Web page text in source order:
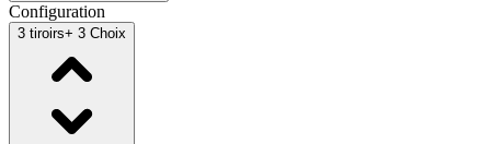
Configuration
3 tiroirs+ 3 Choix